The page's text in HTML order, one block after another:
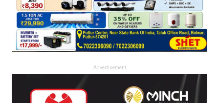
Advertisement